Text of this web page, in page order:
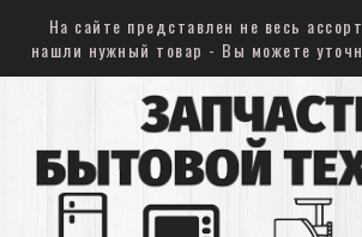
На сайте представлен не весь
нашли нужный товар - Вы можете